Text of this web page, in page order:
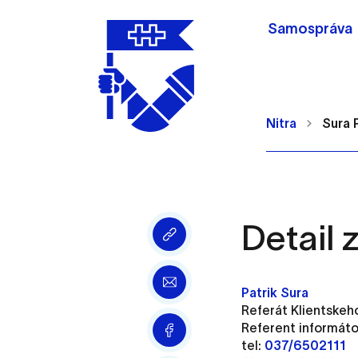
Samospráva
Nitra Sura
Detail
Patrik Sura
Referát
Referent
tel: 037/6502111
Nastavenie cookies
Cookies sú malé
Používajú sa napríklad k
Vaša voľba v tomto okne.